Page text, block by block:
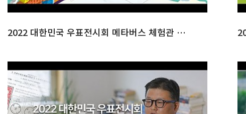
2022 대한민국 우표전시회 메타버스 체험관 & 이벤트